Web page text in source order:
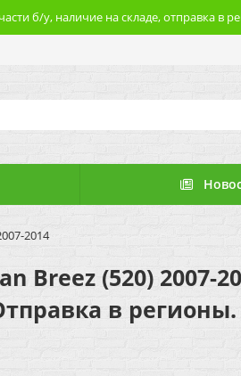
б/у, наличие на складе, отправка в
2014
Breez (520) 2007-
в регионы.